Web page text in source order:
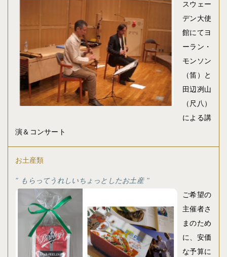
スウェー
デン大使
館にてヨ
ーラン・
モンソン
（笛）と
田辺冽山
（尺八）
による講
演＆コンサート
お土産類
もらってうれしいちょっとしたお土産
ご希望の
主催者さ
まのため
に、安価
な予算に